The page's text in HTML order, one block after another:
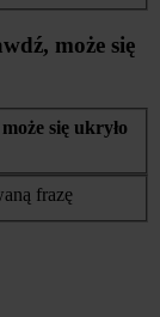
może się
się ukryło
frazę